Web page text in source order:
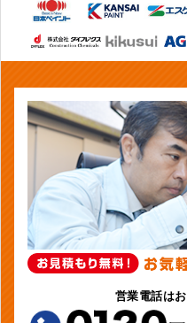
営業電話は